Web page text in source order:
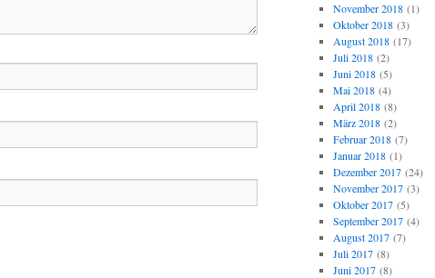
November 2018(1)
Oktober 2018(3)
August 2018(17)
Juli 2018(2)
Juni 2018(5)
Mai 2018(4)
April 2018(8)
März 2018(2)
Februar 2018(7)
Januar 2018(1)
Dezember 2017(24)
November 2017(3)
Oktober 2017(5)
September 2017(4)
August 2017(7)
Juli 2017(8)
Juni 2017(8)